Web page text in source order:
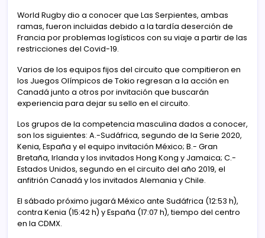
World Rugby dio a conocer que Las Serpientes, ambas
ramas, fueron incluidas debido a la tardía deserción de
Francia por problemas logísticos con su viaje a partir de las
restricciones del Covid-19.
Varios de los equipos fijos del circuito que compitieron en
los Juegos Olímpicos de Tokio regresan a la acción en
Canadá junto a otros por invitación que buscarán
experiencia para dejar su sello en el circuito.
Los grupos de la competencia masculina dados a conocer,
son los siguientes: A.-Sudáfrica, segundo de la Serie 2020,
Kenia, España y el equipo invitación México; B.- Gran
Bretaña, Irlanda y los invitados Hong Kong y Jamaica; C.-
Estados Unidos, segundo en el circuito del año 2019, el
anfitrión Canadá y los invitados Alemania y Chile.
El sábado próximo jugará México ante Sudáfrica (12:53 h),
contra Kenia (15:42 h) y España (17:07 h), tiempo del centro
en la CDMX.